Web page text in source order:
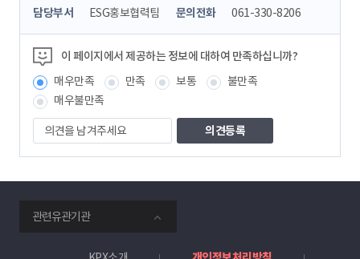
콘
츠
정
보
책
임
자
담당부서 ESG홍보협력팀 문의전화 061-330-8206
이 페이지에서 제공하는 정보에 대하여 만족하십니까?
매우만족
만족 보통
불만족
매우불만족
의
견
을
겨
주
세
요
관련유관기관